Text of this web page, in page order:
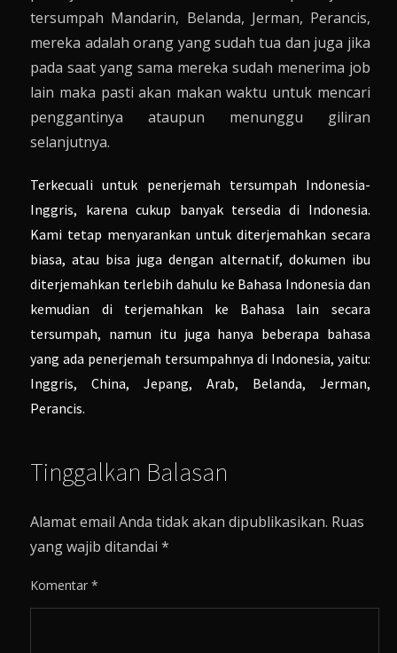
tersumpah Mandarin, Belanda, Jerman, Perancis,
mereka adalah orang yang sudah tua dan juga jika
pada saat yang sama mereka sudah menerima job
lain maka pasti akan makan waktu untuk mencari
penggantinya ataupun menunggu giliran
selanjutnya.
Terkecuali untuk penerjemah tersumpah Indonesia-
Inggris, karena cukup banyak tersedia di Indonesia.
Kami tetap menyarankan untuk diterjemahkan secara
biasa, atau bisa juga dengan alternatif, dokumen ibu
diterjemahkan terlebih dahulu ke Bahasa Indonesia dan
kemudian di terjemahkan ke Bahasa lain secara
tersumpah, namun itu juga hanya beberapa bahasa
yang ada penerjemah tersumpahnya di Indonesia, yaitu:
Inggris, China, Jepang, Arab, Belanda, Jerman,
Perancis.
Tinggalkan Balasan
Alamat email Anda tidak akan dipublikasikan. Ruas
yang wajib ditandai*
Komentar*